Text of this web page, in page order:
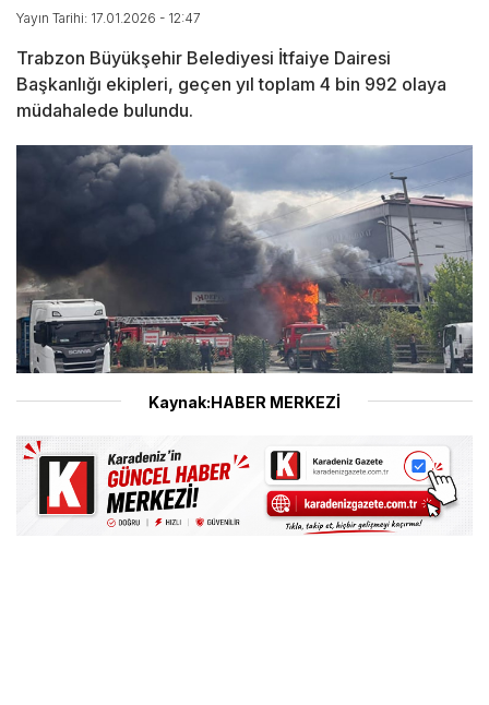
Yayın Tarihi: 17.01.2026 - 12:47
Trabzon Büyükşehir Belediyesi İtfaiye Dairesi
Başkanlığı ekipleri, geçen yıl toplam 4 bin 992 olaya
müdahalede bulundu.
Kaynak:HABER MERKEZİ